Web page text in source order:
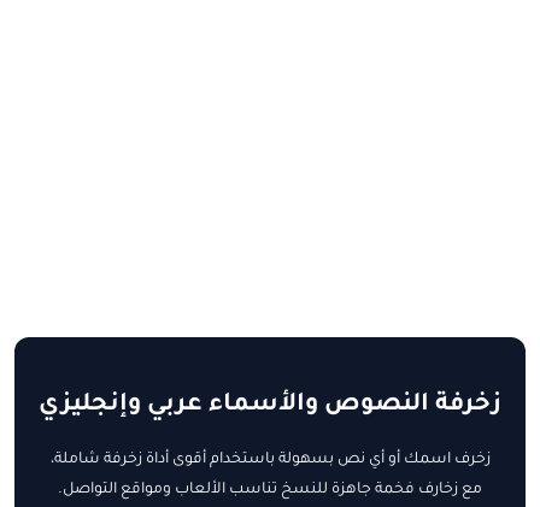
زخرفة النصوص والأسماء عربي وإنجليزي
زخرف اسمك أو أي نص بسهولة باستخدام أقوى أداة زخرفة شاملة،
مع زخارف فخمة جاهزة للنسخ تناسب الألعاب ومواقع التواصل.